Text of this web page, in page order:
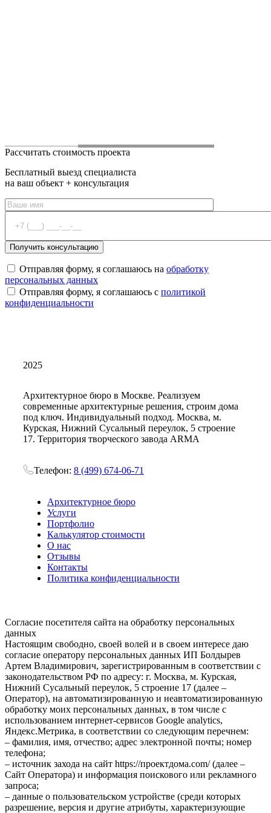
Рассчитать стоимость проекта
Бесплатный выезд специалиста
на ваш объект + консультация
Отправляя форму, я соглашаюсь на обработку
персональных данных
Отправляя форму, я соглашаюсь с политикой
конфиденциальности
2025
Архитектурное бюро в Москве. Реализуем
современные архитектурные решения, строим дома
под ключ. Индивидуальный подход. Москва, м.
Курская, Нижний Сусальный переулок, 5 строение
17. Территория творческого завода ARMA
Телефон: 8 (499) 674-06-71
Архитектурное бюро
Услуги
Портфолио
Калькулятор стоимости
О нас
Отзывы
Контакты
Политика конфиденциальности
Согласие посетителя сайта на обработку персональных
данных
Настоящим свободно, своей волей и в своем интересе даю
согласие оператору персональных данных ИП Болдырев
Артем Владимирович, зарегистрированным в соответствии с
законодательством РФ по адресу: г. Москва, м. Курская,
Нижний Сусальный переулок, 5 строение 17 (далее –
Оператор), на автоматизированную и неавтоматизированную
обработку моих персональных данных, в том числе с
использованием интернет-сервисов Google analytics,
Яндекс.Метрика, в соответствии со следующим перечнем:
– фамилия, имя, отчество; адрес электронной почты; номер
телефона;
– источник захода на сайт https://проектдома.com/ (далее –
Сайт Оператора) и информация поискового или рекламного
запроса;
– данные о пользовательском устройстве (среди которых
разрешение, версия и другие атрибуты, характеризующие